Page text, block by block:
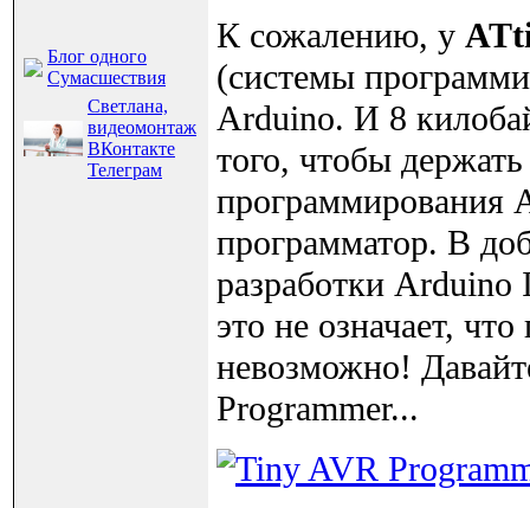
Блог одного
Сумасшествия
Светлана,
видеомонтаж
ВКонтакте
Телеграм
К сожалению, у
(системы
Arduino. И 8
того, чтобы
программирования
программатор. В
разработки Arduino
это не означает,
невозможно!
Programmer...